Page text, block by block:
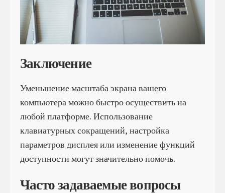
Заключение
Уменьшение масштаба экрана вашего
компьютера можно быстро осуществить на
любой платформе. Использование
клавиатурных сокращений, настройка
параметров дисплея или изменение функций
доступности могут значительно помочь.
Часто задаваемые вопросы